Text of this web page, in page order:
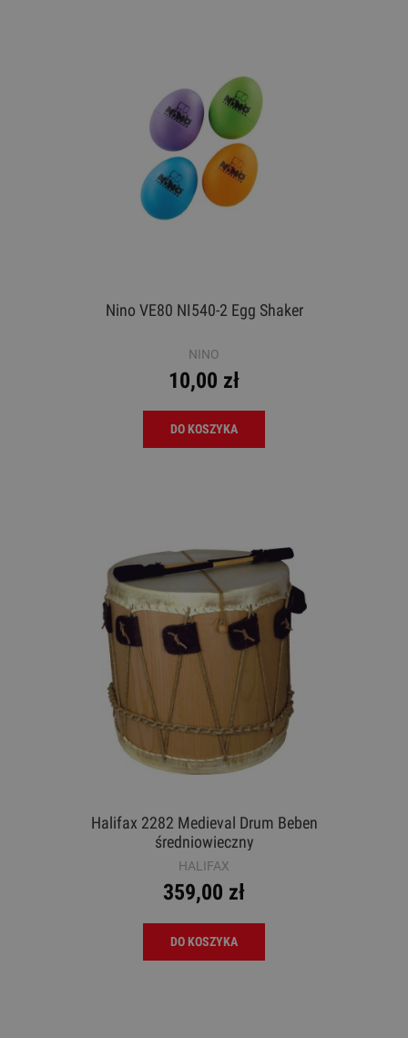
Nino VE80 NI540-2 Egg Shaker
NINO
10,00 zł
DO KOSZYKA
Halifax 2282 Medieval Drum Beben
średniowieczny
HALIFAX
359,00 zł
DO KOSZYKA